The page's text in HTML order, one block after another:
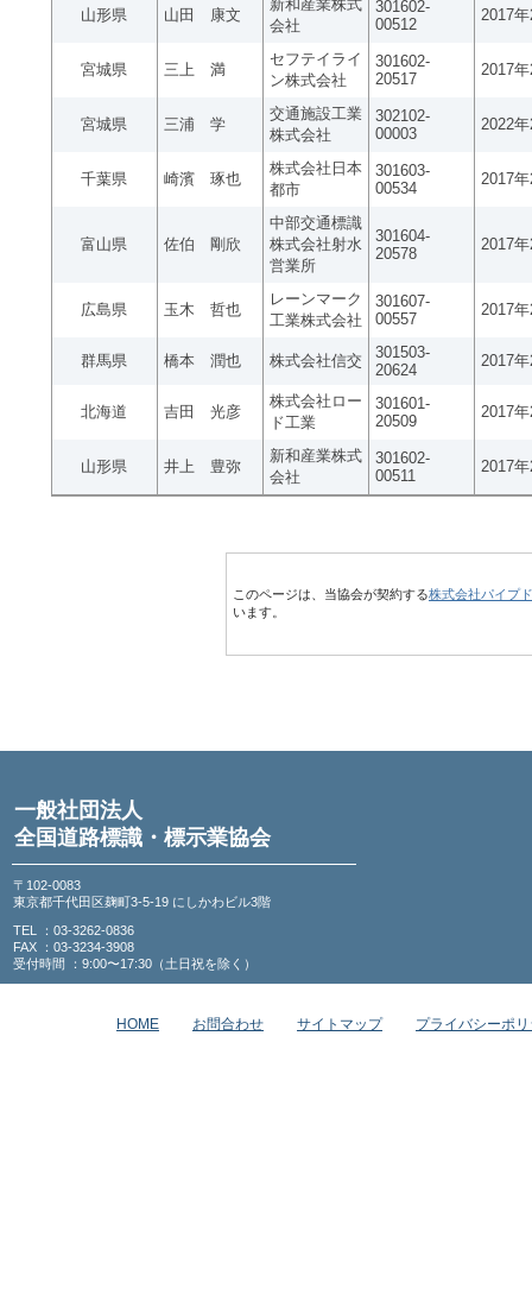
山形県 山田 康文
新和産業株式
会社
301602-
00512
2017
宮城県 三上 満
セフテイライ
ン株式会社
301602-
20517
2017
宮城県 三浦 学
交通施設工業
株式会社
302102-
00003
2022
千葉県 崎濱 琢也
株式会社日本
都市
301603-
00534
2017
富山県 佐伯 剛欣
中部交通標識
株式会社射水
営業所
301604-
20578
2017
広島県 玉木 哲也
レーンマーク
工業株式会社
301607-
00557
2017
群馬県 橋本 潤也 株式会社信交
301503-
20624
2017
北海道 吉田 光彦
株式会社ロー
ド工業
301601-
20509
2017
山形県 井上 豊弥
新和産業株式
会社
301602-
00511
2017
このページは、当協会が契約する株式会社パイプ
います。
一般社団法人
全国道路標識・標示業協会
〒102-0083
東京都千代田区麹町3-5-19 にしかわビル3階
TEL ：03-3262-0836
FAX ：03-3234-3908
受付時間 ：9:00〜17:30（土日祝を除く）
HOME お問合わせ サイトマップ プライバシーポ